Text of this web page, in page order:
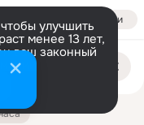
Войти
улучшить
менее 13 лет,
ваш законный